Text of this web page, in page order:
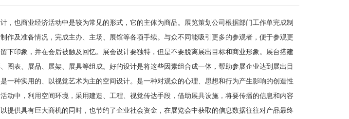
也商业经济活动中是较为常见的形式，它的主体为商品。展览策划公司根据部门工作单完成制
作及准备情况，完成主办、主场、展馆等各项手续。与众不同能吸引更多的参观者，便于参观更
下印象，并在会后被触及回忆。展会设计要独特，但是不要脱离展出目标和商业形象。展台搭建
图表、展品、展架、展具等组成。好的设计是将这些因素组合成一体，帮助参展企业达到展出目
一种实用的、以视觉艺术为主的空间设计。是一种对观众的心理、思想和行为产生影响的创造性
动中，利用空间环境，采用建造、工程、视觉传达手段，借助展具设施，将要传播的信息和内容
提供具有巨大商机的同时，也节约了企业社会资金，在展览会中获取的信息数据往往对产品最终